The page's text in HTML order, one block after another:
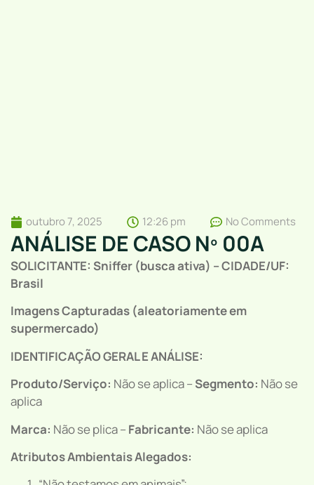
outubro 7, 2025 12:26 pm No Comments
ANÁLISE DE CASO Nº 00A
SOLICITANTE: Sniffer (busca ativa) –CIDADE/UF:
Brasil
Imagens Capturadas (aleatoriamente em
supermercado)
IDENTIFICAÇÃO GERAL E ANÁLISE:
Produto/Serviço: Não se aplica –Segmento: Não se
aplica
Marca: Não se plica – Fabricante: Não se aplica
Atributos Ambientais Alegados: